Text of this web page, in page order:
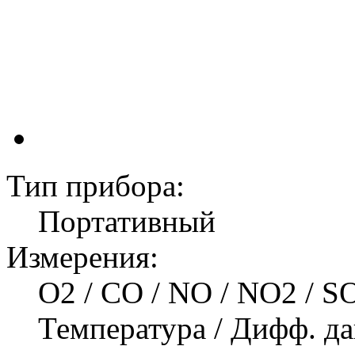
Тип прибора:
Портативный
Измерения:
O2 / CO / NO / NO2 /
Температура / Дифф.